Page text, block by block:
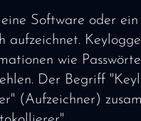
Software oder
aufzeichnet.
wie
Der Begriff
(Aufzeichner)